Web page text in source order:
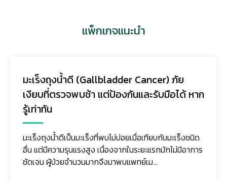
แพ็กเกจแนะนำ
มะเร็งถุงน้ำดี (Gallbladder Cancer) ภัย
เงียบที่ตรวจพบช้า แต่ป้องกันและรับมือได้ หาก
รู้เท่าทัน
มะเร็งถุงน้ำดีเป็นมะเร็งที่พบไม่บ่อยเมื่อเทียบกับมะเร็งชนิด
อื่น แต่มีความรุนแรงสูง เนื่องจากในระยะแรกมักไม่มีอาการ
ชัดเจน ผู้ป่วยจำนวนมากจึงมาพบแพทย์เม...